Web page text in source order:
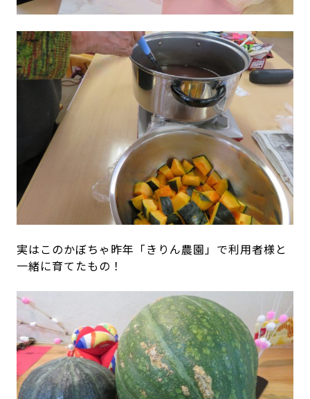
実はこのかぼちゃ昨年「きりん農園」で利用者様と
一緒に育てたもの！